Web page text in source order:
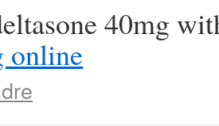
40mg
online